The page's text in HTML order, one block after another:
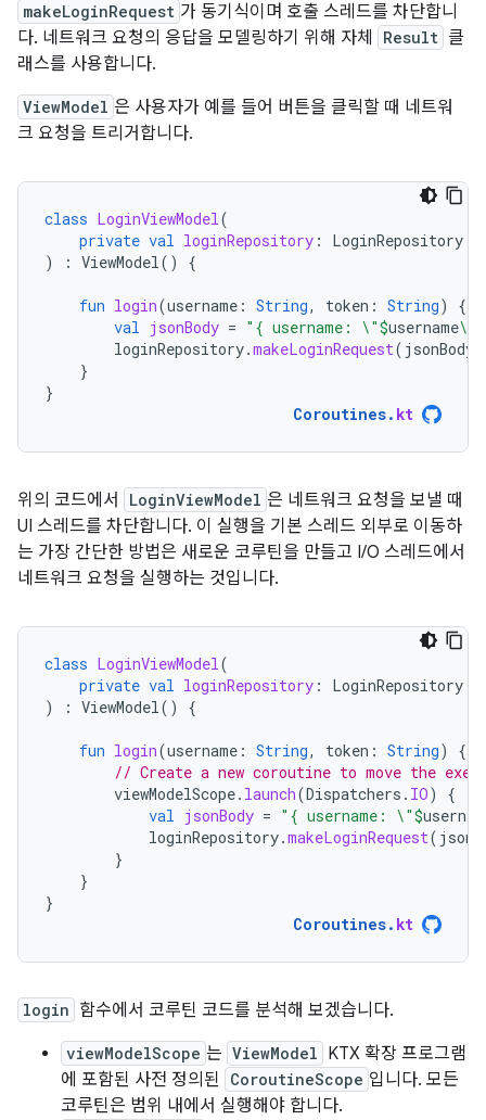
makeLoginRequest 가 동기식이며 호출 스레드를 차단합니
다. 네트워크 요청의 응답을 모델링하기 위해 자체
Result 클
래스를 사용합니다.
ViewModel 은 사용자가 예를 들어 버튼을 클릭할 때 네트워
크 요청을 트리거합니다.
class LoginViewModel(
private val loginRepository :
LoginRepository
)
: ViewModel() {
fun login(username : String, token : String)
{
val jsonBody = "{ username: \"$username\",
loginRepository.makeLoginRequest( jsonBody
}
}
Coroutines. kt
위의 코드에서 LoginViewModel 은 네트워크 요청을 보낼 때
UI 스레드를 차단합니다. 이 실행을 기본 스레드 외부로 이동하
는 가장 간단한 방법은 새로운 코루틴을 만들고 I/O 스레드에서
네트워크 요청을 실행하는 것입니다.
class LoginViewModel(
private val loginRepository :
LoginRepository
)
: ViewModel() {
fun login(username : String, token : String)
{
// Create a new coroutine to move the
viewModelScope. launch(Dispatchers . IO)
{
val jsonBody = "{ username: \"$
loginRepository.makeLoginRequest(
}
}
}
Coroutines. kt
login 함수에서 코루틴 코드를 분석해 보겠습니다.
viewModelScope 는 ViewModel KTX 확장 프로그램
에 포함된 사전 정의된 CoroutineScope 입니다. 모든
코루틴은 범위 내에서 실행해야 합니다.